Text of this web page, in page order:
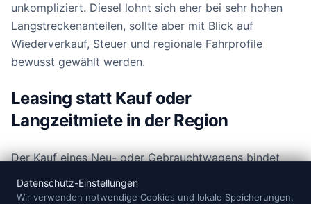
unkompliziert. Diesel lohnt sich eher bei sehr hohen
Langstreckenanteilen, sollte aber mit Blick auf
Wiederverkauf, Steuer und regionale Fahrprofile
bewusst gewählt werden.
Leasing statt Kauf oder
Langzeitmiete in der Region
Der Kauf eines Neu- oder Gebrauchtwagens bindet
Kapital und bringt Restwertrisiken mit sich. Gerade bei
E-Autos, neuen Assistenzsystemen und sich schnell
Datenschutz-Einstellungen
Wir verwenden notwendige Cookies und lokale Speicherungen,